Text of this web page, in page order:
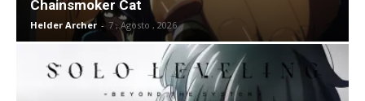
Chainsmoker Cat
Helder Archer - 7 , Agosto , 2026